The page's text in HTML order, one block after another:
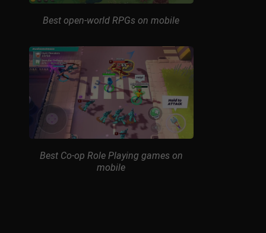
Best open-world RPGs on mobile
Best Co-op Role Playing games on
mobile